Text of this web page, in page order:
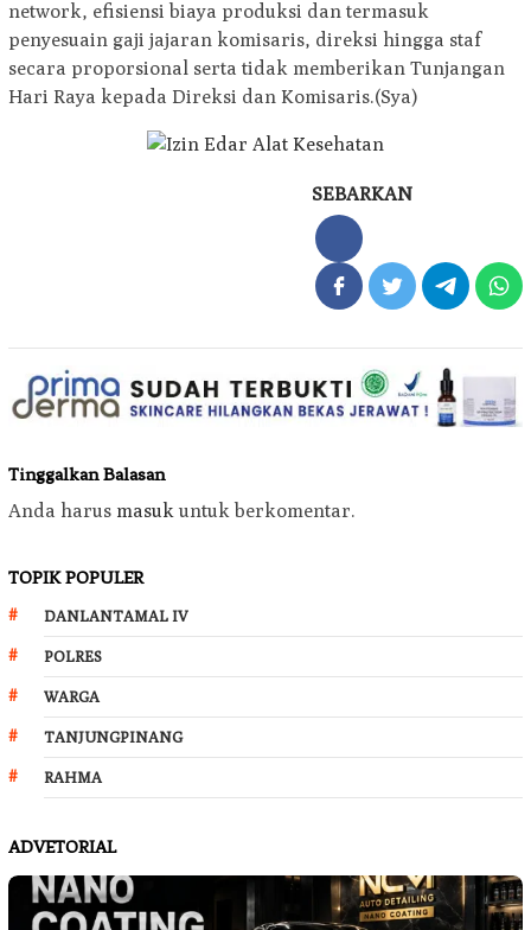
network, efisiensi biaya produksi dan termasuk
penyesuain gaji jajaran komisaris, direksi hingga staf
secara proporsional serta tidak memberikan Tunjangan
Hari Raya kepada Direksi dan Komisaris.(Sya)
SEBARKAN
Tinggalkan Balasan
Anda harus masuk untuk berkomentar.
TOPIK POPULER
DANLANTAMAL IV
POLRES
WARGA
TANJUNGPINANG
RAHMA
ADVETORIAL